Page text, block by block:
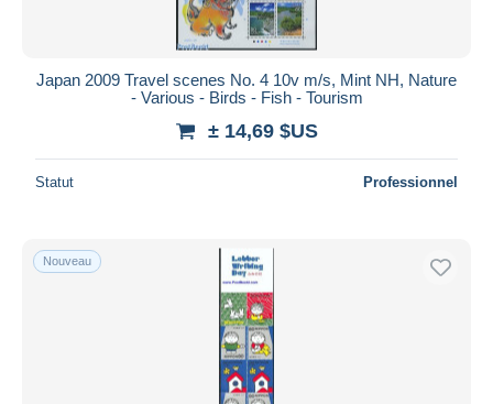
Japan 2009 Travel scenes No. 4 10v m/s, Mint NH, Nature
- Various - Birds - Fish - Tourism
± 14,69 $US
Statut Professionnel
Nouveau